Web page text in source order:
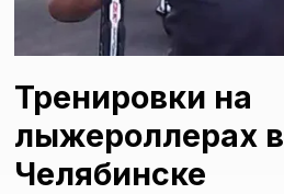
Тренировки на
лыжероллерах в
Челябинске